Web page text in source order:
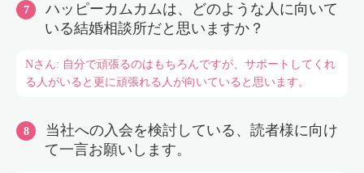
ハッピーカムカムは、どのような人に向いて
いる結婚相談所だと思いますか？
Nさん: 自分で頑張るのはもちろんですが、サポートしてくれ
る人がいると更に頑張れる人が向いていると思います。
当社への入会を検討している、読者様に向け
て一言お願いします。